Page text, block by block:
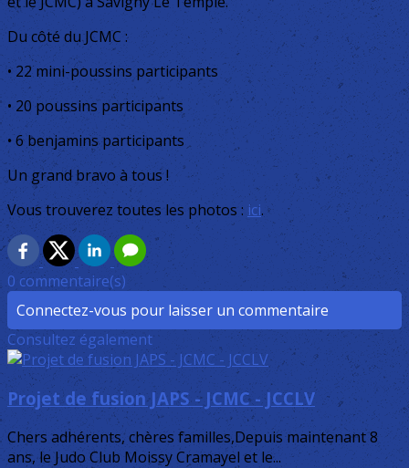
Du côté du JCMC :
• 22 mini-poussins participants
• 20 poussins participants
• 6 benjamins participants
Un grand bravo à tous !
Vous trouverez toutes les photos : ici.
0 commentaire(s)
Connectez-vous pour laisser un commentaire
Consultez également
Projet de fusion JAPS - JCMC - JCCLV
Chers adhérents, chères familles,Depuis maintenant 8
ans, le Judo Club Moissy Cramayel et le...